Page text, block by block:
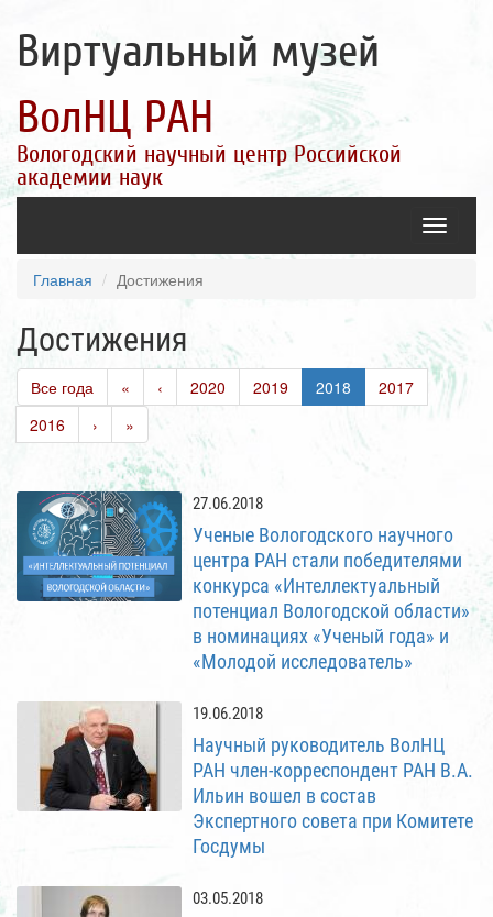
Виртуальный музей
ВолНЦ РАН
Вологодский научный центр Российской
академии наук
Toggle
Главная Достижения
Достижения
Все года « ‹ 2020 2019 2018
2017
2016
› »
27.06.2018
Ученые Вологодского научного
центра РАН стали победителями
конкурса «Интеллектуальный
потенциал Вологодской области»
в номинациях «Ученый года» и
«Молодой исследователь»
19.06.2018
Научный руководитель ВолНЦ
РАН член-корреспондент РАН В.А.
Ильин вошел в состав
Экспертного совета при Комитете
Госдумы
03.05.2018